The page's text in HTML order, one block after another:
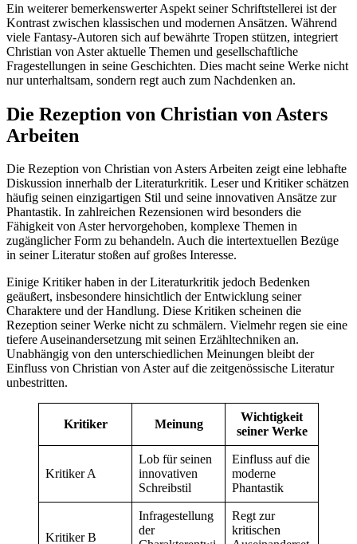
Ein weiterer bemerkenswerter Aspekt seiner Schriftstellerei ist der
Kontrast zwischen klassischen und modernen Ansätzen. Während
viele Fantasy-Autoren sich auf bewährte Tropen stützen, integriert
Christian von Aster aktuelle Themen und gesellschaftliche
Fragestellungen in seine Geschichten. Dies macht seine Werke nicht
nur unterhaltsam, sondern regt auch zum Nachdenken an.
Die Rezeption von Christian von Asters
Arbeiten
Die Rezeption von Christian von Asters Arbeiten zeigt eine lebhafte
Diskussion innerhalb der Literaturkritik. Leser und Kritiker schätzen
häufig seinen einzigartigen Stil und seine innovativen Ansätze zur
Phantastik. In zahlreichen Rezensionen wird besonders die
Fähigkeit von Aster hervorgehoben, komplexe Themen in
zugänglicher Form zu behandeln. Auch die intertextuellen Bezüge
in seiner Literatur stoßen auf großes Interesse.
Einige Kritiker haben in der Literaturkritik jedoch Bedenken
geäußert, insbesondere hinsichtlich der Entwicklung seiner
Charaktere und der Handlung. Diese Kritiken scheinen die
Rezeption seiner Werke nicht zu schmälern. Vielmehr regen sie eine
tiefere Auseinandersetzung mit seinen Erzähltechniken an.
Unabhängig von den unterschiedlichen Meinungen bleibt der
Einfluss von Christian von Aster auf die zeitgenössische Literatur
unbestritten.
Kritiker Meinung
Wichtigkeit
seiner Werke
Kritiker A
Lob für seinen
innovativen
Schreibstil
Einfluss auf die
moderne
Phantastik
Kritiker B
Infragestellung
der
Regt zur
kritischen